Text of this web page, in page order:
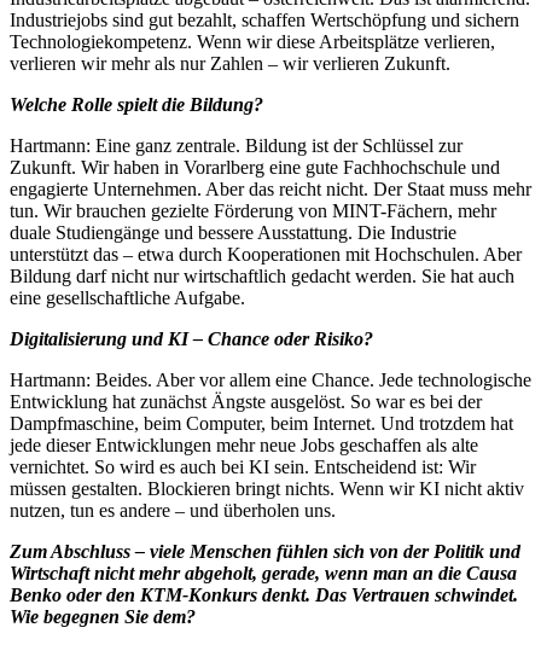
Industriejobs sind gut bezahlt, schaffen Wertschöpfung und sichern
Technologiekompetenz. Wenn wir diese Arbeitsplätze verlieren,
verlieren wir mehr als nur Zahlen – wir verlieren Zukunft.
Welche Rolle spielt die Bildung?
Hartmann: Eine ganz zentrale. Bildung ist der Schlüssel zur
Zukunft. Wir haben in Vorarlberg eine gute Fachhochschule und
engagierte Unternehmen. Aber das reicht nicht. Der Staat muss mehr
tun. Wir brauchen gezielte Förderung von MINT-Fächern, mehr
duale Studiengänge und bessere Ausstattung. Die Industrie
unterstützt das – etwa durch Kooperationen mit Hochschulen. Aber
Bildung darf nicht nur wirtschaftlich gedacht werden. Sie hat auch
eine gesellschaftliche Aufgabe.
Digitalisierung und KI – Chance oder Risiko?
Hartmann: Beides. Aber vor allem eine Chance. Jede technologische
Entwicklung hat zunächst Ängste ausgelöst. So war es bei der
Dampfmaschine, beim Computer, beim Internet. Und trotzdem hat
jede dieser Entwicklungen mehr neue Jobs geschaffen als alte
vernichtet. So wird es auch bei KI sein. Entscheidend ist: Wir
müssen gestalten. Blockieren bringt nichts. Wenn wir KI nicht aktiv
nutzen, tun es andere – und überholen uns.
Zum Abschluss – viele Menschen fühlen sich von der Politik und
Wirtschaft nicht mehr abgeholt, gerade, wenn man an die Causa
Benko oder den KTM-Konkurs denkt. Das Vertrauen schwindet.
Wie begegnen Sie dem?